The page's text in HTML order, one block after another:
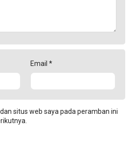
Email *
situs web saya pada peramban ini